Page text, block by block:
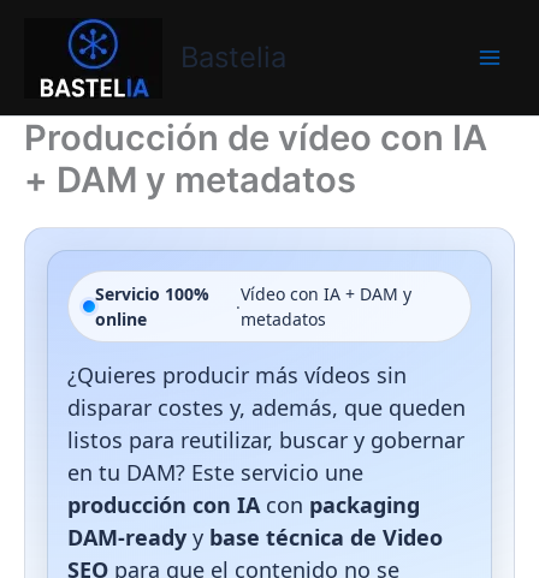
contenido
Bastelia
Bastelia
Producción de vídeo con IA
+ DAM y metadatos
Servicio 100%
online
·
Vídeo con IA + DAM y
metadatos
¿Quieres producir más vídeos sin
disparar costes y, además, que queden
listos para reutilizar, buscar y gobernar
en tu DAM? Este servicio une
producción con IAcon packaging
DAM-ready y base técnica de Video
SEO para que el contenido no se